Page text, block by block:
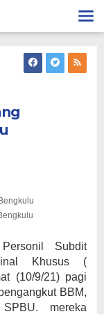
Personil Subdit
Khusus (
(10/9/21) pagi
BBM,
mereka